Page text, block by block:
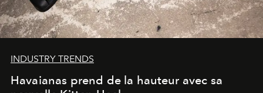
INDUSTRY TRENDS
Havaianas prend de la hauteur avec sa